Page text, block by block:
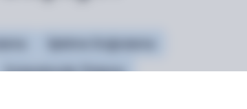
Dolandırıcılık Önleme